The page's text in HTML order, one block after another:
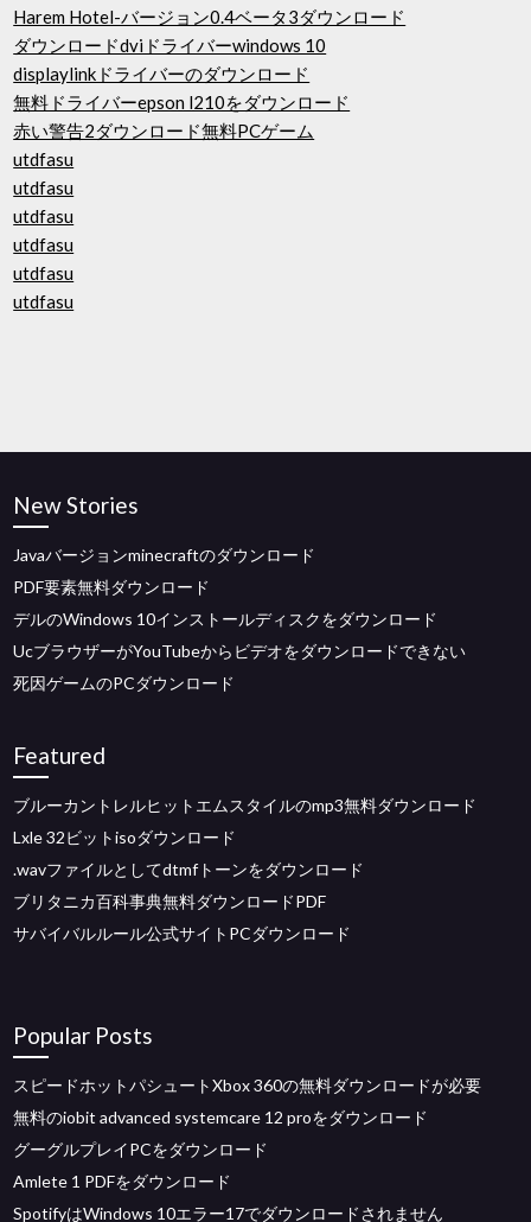
Harem Hotel-バージョン0.4ベータ3ダウンロード
ダウンロードdviドライバーwindows 10
displaylinkドライバーのダウンロード
無料ドライバーepson l210をダウンロード
赤い警告2ダウンロード無料PCゲーム
utdfasu
utdfasu
utdfasu
utdfasu
utdfasu
utdfasu
New Stories
Javaバージョンminecraftのダウンロード
PDF要素無料ダウンロード
デルのWindows 10インストールディスクをダウンロード
UcブラウザーがYouTubeからビデオをダウンロードできない
死因ゲームのPCダウンロード
Featured
ブルーカントレルヒットエムスタイルのmp3無料ダウンロード
Lxle 32ビットisoダウンロード
.wavファイルとしてdtmfトーンをダウンロード
ブリタニカ百科事典無料ダウンロードPDF
サバイバルルール公式サイトPCダウンロード
Popular Posts
スピードホットパシュートXbox 360の無料ダウンロードが必要
無料のiobit advanced systemcare 12 proをダウンロード
グーグルプレイPCをダウンロード
Amlete 1 PDFをダウンロード
SpotifyはWindows 10エラー17でダウンロードされません